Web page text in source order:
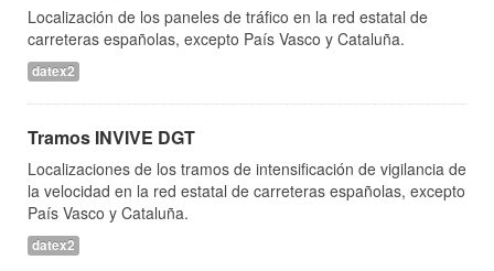
Localización de los paneles de tráfico en la red estatal de
carreteras españolas, excepto País Vasco y Cataluña.
datex2
Tramos INVIVE DGT
Localizaciones de los tramos de intensificación de vigilancia de
la velocidad en la red estatal de carreteras españolas, excepto
País Vasco y Cataluña.
datex2